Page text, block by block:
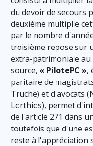
du devoir de secours
deuxième multiplie
par le nombre
troisième repose sur
extra-patrimoniale au
source, « PilotePC »,
paritaire de
Truche) et d'avocats
Lorthios), permet
de l'article 271 dans
toutefois que d'une
reste à l'appréciation